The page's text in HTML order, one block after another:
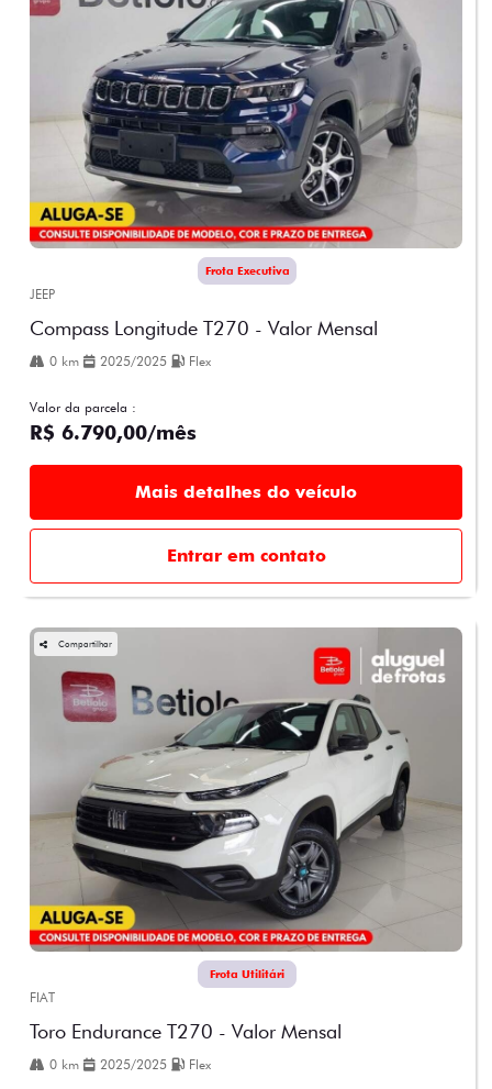
Frota Executiva
JEEP
Compass Longitude T270 - Valor Mensal
0 km 2025/2025 Flex
Valor da parcela :
R$ 6.790,00/mês
Mais detalhes do veículo
Entrar em contato
Compartilhar
Frota Utilitári
FIAT
Toro Endurance T270 - Valor Mensal
0 km 2025/2025 Flex